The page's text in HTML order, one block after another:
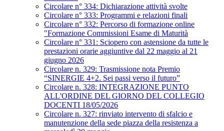
Circolare n° 334: Dichiarazione attività svolte
Circolare n° 333: Programmi e relazioni finali
Circolare n° 332: Percorso di formazione online
"Formazione Commissioni Esame di Maturità
Circolare n° 331: Sciopero con astensione da tutte le
prestazioni orarie aggiuntive dal 22 maggio al 21
giugno 2026
Circolare n. 329: Trasmissione nota Premio
“SINERGIE 4+2. Sei passi verso il futuro”
Circolare n. 328: INTEGRAZIONE PUNTO
ALL'ORDINE DEL GIORNO DEL COLLEGIO
DOCENTI 18/05/2026
Circolare n. 327: rinviato intervento di sfalcio e
manutenzione della sede piazza della resistenza a